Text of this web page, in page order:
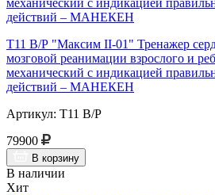
Т11 В/Р "Максим II-01" Тренажер
мозговой реанимации взрослого и
механический с индикацией
действий – МАНЕКЕН
Артикул: Т11 В/Р
79900
В корзину
В наличии
Хит